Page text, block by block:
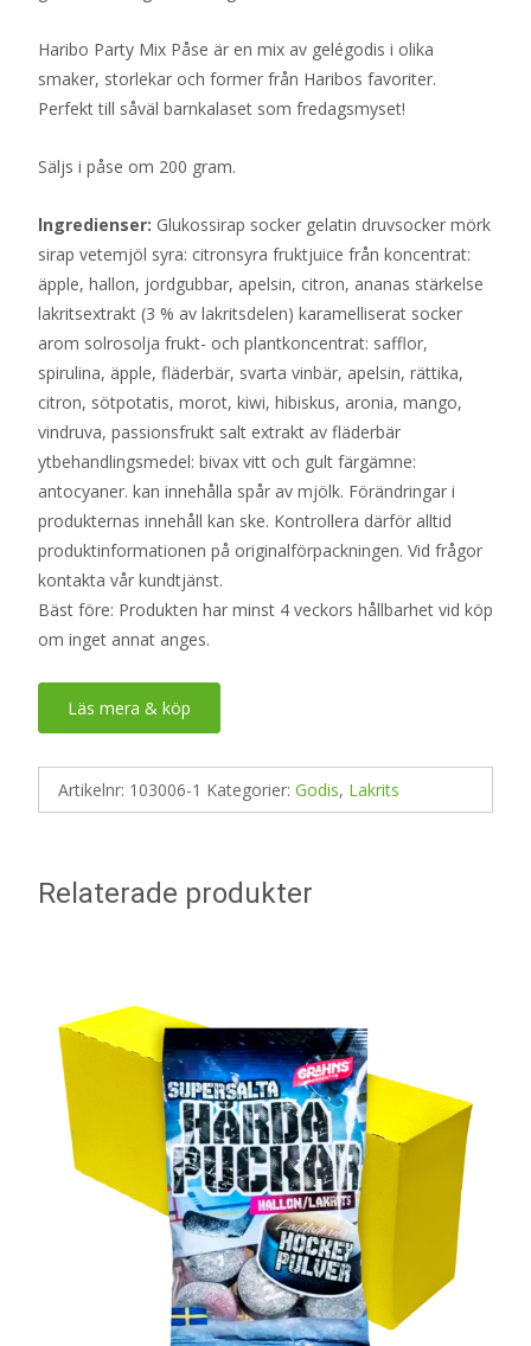
Haribo Party Mix Påse är en mix av gelégodis i olika
smaker, storlekar och former från Haribos favoriter.
Perfekt till såväl barnkalaset som fredagsmyset!
Säljs i påse om 200 gram.
lngredienser: Glukossirap socker gelatin druvsocker mörk
sirap vetemjöl syra: citronsyra fruktjuice från koncentrat:
äpple, hallon, jordgubbar, apelsin, citron, ananas stärkelse
lakritsextrakt (3 % av lakritsdelen) karamelliserat socker
arom solrosolja frukt- och plantkoncentrat: safflor,
spirulina, äpple, fläderbär, svarta vinbär, apelsin, rättika,
citron, sötpotatis, morot, kiwi, hibiskus, aronia, mango,
vindruva, passionsfrukt salt extrakt av fläderbär
ytbehandlingsmedel: bivax vitt och gult färgämne:
antocyaner. kan innehålla spår av mjölk. Förändringar i
produkternas innehåll kan ske. Kontrollera därför alltid
produktinformationen på originalförpackningen. Vid frågor
kontakta vår kundtjänst.
Bäst före: Produkten har minst 4 veckors hållbarhet vid köp
om inget annat anges.
Läs mera & köp
Artikelnr: 103006-1 Kategorier: Godis, Lakrits
Relaterade produkter